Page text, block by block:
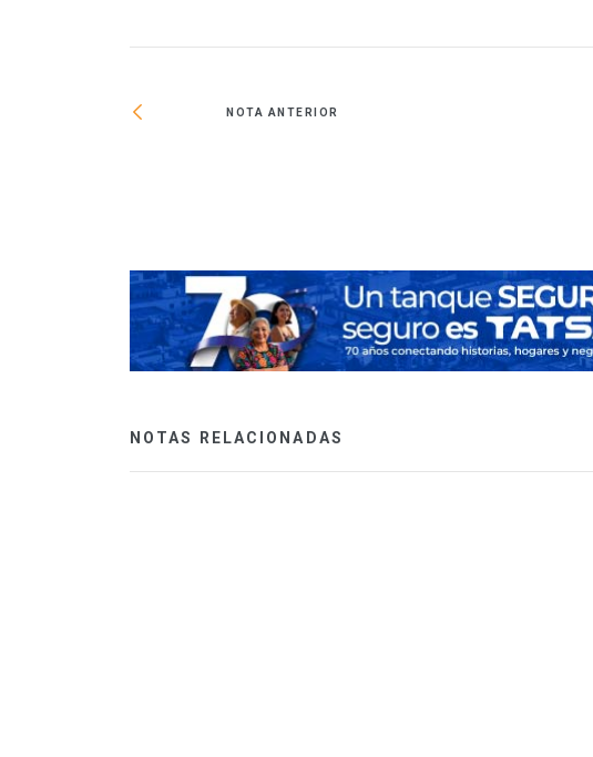
NOTA ANTERIOR
NOTAS RELACIONADAS